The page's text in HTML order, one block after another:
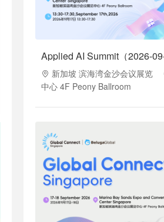
Applied AI Summit（2026-09-
新加坡 滨海湾金沙会议展览
中心 4F Peony Ballroom